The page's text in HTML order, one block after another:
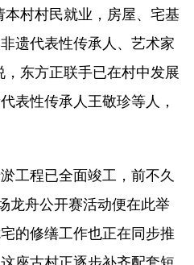
村村民就业，房屋、宅基
遗代表性传承人、艺术家
东方正联手已在村中发展
表性传承人王敬珍等人，
程已全面竣工，前不久
龙舟公开赛活动便在此举
的修缮工作也正在同步推